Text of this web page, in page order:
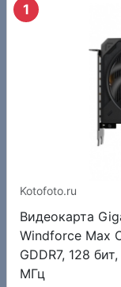
1
Kotofoto.ru
Видеокарта
Windforce Max
GDDR7, 128
МГц